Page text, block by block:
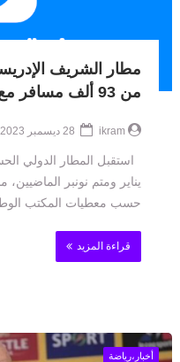
مطار الشريف
من 93 ألف مسافر مع متم نونبر الماضي
ikram
استقبل المطار الدولي
حسب معطيات المكتب
قراءة المزيد
أخبار،رياضة